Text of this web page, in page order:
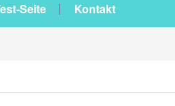
Seite Kontakt